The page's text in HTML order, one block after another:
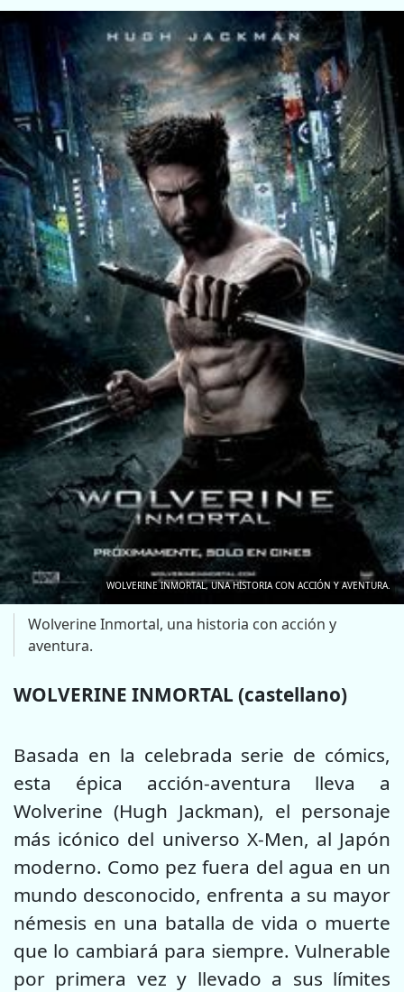
WOLVERINE INMORTAL, UNA HISTORIA CON ACCIÓN Y AVENTURA.
Wolverine Inmortal, una historia con acción y
aventura.
WOLVERINE INMORTAL (castellano)
Basada en la celebrada serie de cómics,
esta épica acción-aventura lleva a
Wolverine (Hugh Jackman), el personaje
más icónico del universo X-Men, al Japón
moderno. Como pez fuera del agua en un
mundo desconocido, enfrenta a su mayor
némesis en una batalla de vida o muerte
que lo cambiará para siempre. Vulnerable
por primera vez y llevado a sus límites